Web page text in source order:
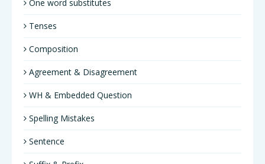
One word substitutes
Tenses
Composition
Agreement & Disagreement
WH & Embedded Question
Spelling Mistakes
Sentence